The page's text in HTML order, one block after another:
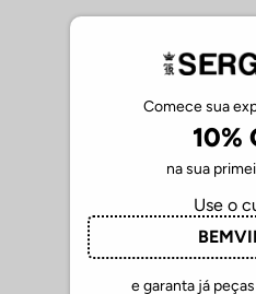
Comece sua
10%
na sua
Use o
e garanta já
CUIDADOS COM OS
Verifique as etiquetas de cuidado
Lave camisetas de algodão
Camisas sociais pedem
cabide; evite torcer.
Peças da linha Tech não
e seque à sombra.